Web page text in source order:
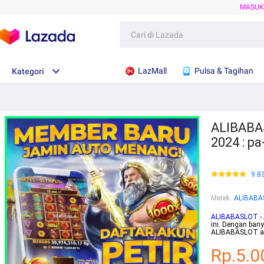
Kategori LazMall Pulsa & Tagihan
2024 :
Merek:
ALIBABASLOT -
ini. Dengan
ALIBABASLOT